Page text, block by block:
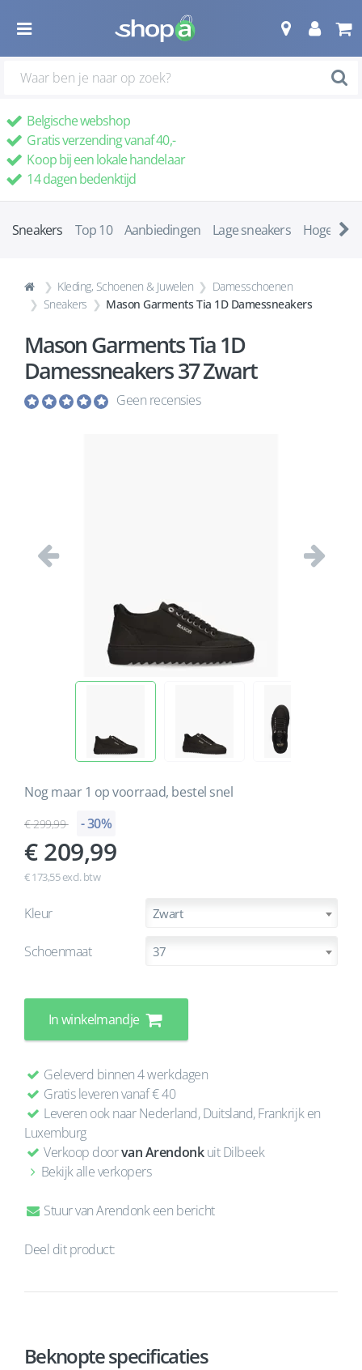
Belgische webshop
Gratis verzending vanaf 40,-
Koop bij een lokale handelaar
14 dagen bedenktijd
Sneakers Top 10 Aanbiedingen Lage sneakers Hoge
Kleding, Schoenen & Juwelen
Damesschoenen
Sneakers
Mason Garments Tia 1D Damessneakers
Mason Garments Tia 1D
Damessneakers 37 Zwart
Geen recensies
Vorige
Nog maar 1 op voorraad, bestel snel
299,99 - 30%
209,99
€ 173,55 excl. btw
Kleur Zwart
Schoenmaat 37
In winkelmandje
Geleverd binnen 4 werkdagen
Gratis leveren vanaf € 40
Leveren ook naar Nederland, Duitsland, Frankrijk en
Luxemburg
Verkoop doorvan Arendonkuit Dilbeek
Bekijk alle verkopers
Stuur van Arendonk een bericht
Deel dit product:
Beknopte specificaties